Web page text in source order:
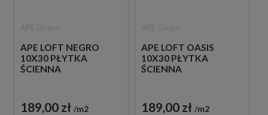
APE LOFT NEGRO
10X30 PŁYTKA
ŚCIENNA
189,00 zł m2
APE LOFT OASIS
10X30 PŁYTKA
ŚCIENNA
189,00 zł m2